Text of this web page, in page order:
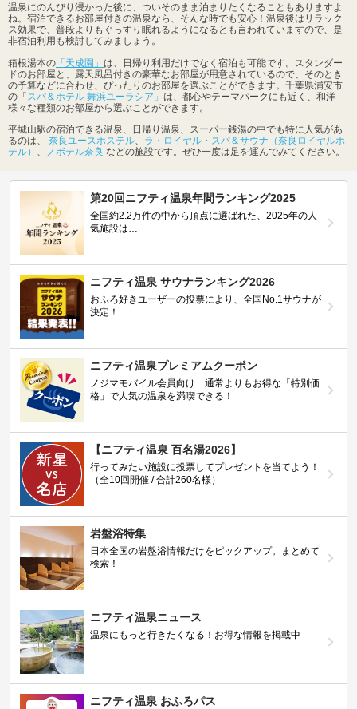
温泉にのんびり浸かった後に、ついそのまま泊まりたくなることもありますよ
ね。宿泊できるお部屋付きの温泉なら、そんな時でも安心！温泉後はリラック
ス効果で、普段よりもぐっすり眠れるようになるとも言われていますので、是
非宿泊利用も検討してみましょう。
箱根湯本の 「天成園」 は、日帰り利用だけでなく宿泊も可能です。スタンダー
ドのお部屋と、露天風呂付きの豪華なお部屋が用意されているので、そのとき
の予算などに合わせ、ぴったりのお部屋を選ぶことができます。千葉県浦安市
の「 スパ＆ホテル 舞浜ユーラシア」 は、都心やテーマパークにも近く、和洋
様々な種類のお部屋から選ぶことができます。
平城山駅の宿泊できる温泉、日帰り温泉、スーパー銭湯の中でも特に人気があ
るのは、 奈良ユースホステル
ラ・ロイヤル・スパ＆サウナ（奈良ロイヤルホ
テル）
ノボテル奈良 などの施設です。ぜひ一度は足を運んでみてください。
第20回ニフティ温泉年間ランキング2025
全国約2.2万件の中から頂点に選ばれた、2025年の人
気施設は…
ニフティ温泉 サウナランキング2026
おふろ好きユーザーの投票により、全国No.1サウナが
決定！
ニフティ温泉プレミアムクーポン
ノジマモバイル会員向け 通常よりもお得な「特別価
格」で人気の温泉を満喫できる！
【ニフティ温泉 百名湯2026】
行ってみたい施設に投票してプレゼントを当てよう！
（全10回開催 / 合計260名様）
岩盤浴特集
日本全国の岩盤浴情報だけをピックアップ。まとめて
検索！
ニフティ温泉ニュース
温泉にもっと行きたくなる！お得な情報を掲載中
ニフティ温泉 おふろパス